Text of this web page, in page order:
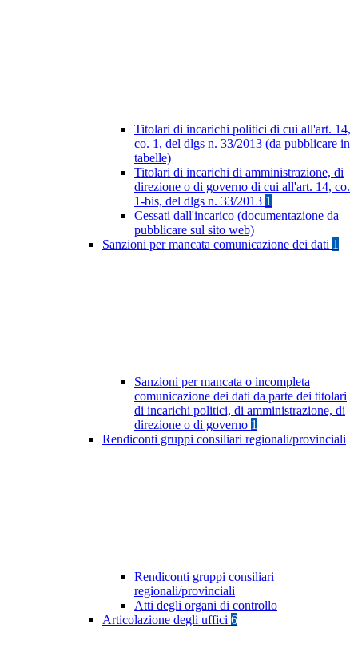
Titolari di incarichi politici di cui all'art. 14,
co. 1, del dlgs n. 33/2013 (da pubblicare in
tabelle)
Titolari di incarichi di amministrazione, di
direzione o di governo di cui all'art. 14, co.
1-bis, del dlgs n. 33/2013 1
Cessati dall'incarico (documentazione da
pubblicare sul sito web)
Sanzioni per mancata comunicazione dei dati 1
Sanzioni per mancata o incompleta
comunicazione dei dati da parte dei titolari
di incarichi politici, di amministrazione, di
direzione o di governo 1
Rendiconti gruppi consiliari regionali/provinciali
Rendiconti gruppi consiliari
regionali/provinciali
Atti degli organi di controllo
Articolazione degli uffici 6